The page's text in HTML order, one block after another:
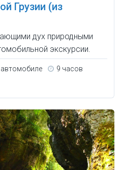
Грузии (из
дух природными
экскурсии.
9 часов